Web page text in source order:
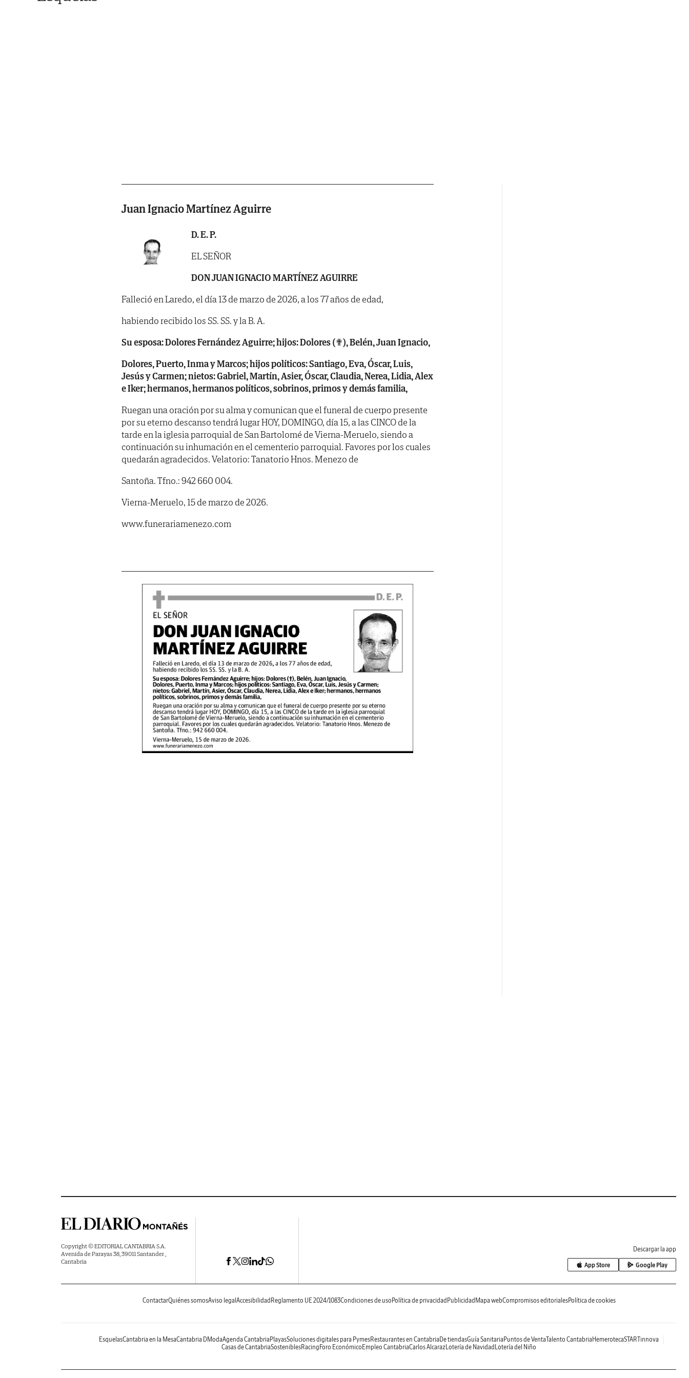
Juan Ignacio Martínez Aguirre
D. E. P.
EL SEÑOR
DON JUAN IGNACIO MARTÍNEZ AGUIRRE
Falleció en Laredo, el día 13 de marzo de 2026, a los 77 años de edad,
habiendo recibido los SS. SS. y la B. A.
Su esposa: Dolores Fernández Aguirre; hijos: Dolores (✟), Belén, Juan Ignacio,
Dolores, Puerto, Inma y Marcos; hijos políticos: Santiago, Eva, Óscar, Luis,
Jesús y Carmen; nietos: Gabriel, Martín, Asier, Óscar, Claudia, Nerea, Lidia, Alex
e Iker; hermanos, hermanos políticos, sobrinos, primos y demás familia,
Ruegan una oración por su alma y comunican que el funeral de cuerpo presente
por su eterno descanso tendrá lugar HOY, DOMINGO, día 15, a las CINCO de la
tarde en la iglesia parroquial de San Bartolomé de Vierna-Meruelo, siendo a
continuación su inhumación en el cementerio parroquial. Favores por los cuales
quedarán agradecidos. Velatorio: Tanatorio Hnos. Menezo de
Santoña. Tfno.: 942 660 004.
Vierna-Meruelo, 15 de marzo de 2026.
www.funerariamenezo.com
Copyright © EDITORIAL CANTABRIA S.A.
Avenida de Parayas 38, 39011 Santander ,
Cantabria
Descargar la app
App Store Google Play
ContactarQuiénes somosAviso legal Accesibilidad Reglamento UE 2024/1083Condiciones de uso Política de privacidad Publicidad Mapa webCompromisos editorialesPolítica de cookies
EsquelasCantabria en la MesaCantabria DModaAgenda Cantabria PlayasSoluciones digitales para PymesRestaurantes en Cantabria De tiendasGuía Sanitaria Puntos de VentaTalento Cantabria HemerotecaSTARTinnova
Casas de CantabriaSosteniblesRacing Foro Económico Empleo CantabriaCarlos AlcarazLotería de Navidad Lotería del Niño